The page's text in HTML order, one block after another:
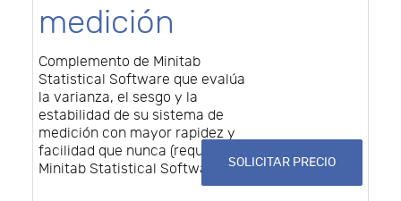
medición
Complemento de Minitab
Statistical Software que evalúa
la varianza, el sesgo y la
estabilidad de su sistema de
medición con mayor rapidez y
facilidad que nunca (requiere
Minitab Statistical Software)
SOLICITAR PRECIO